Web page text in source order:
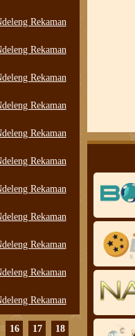
Rekaman
Rekaman
Rekaman
Rekaman
Rekaman
Rekaman
Rekaman
Rekaman
Rekaman
Rekaman
Rekaman
16 17 18